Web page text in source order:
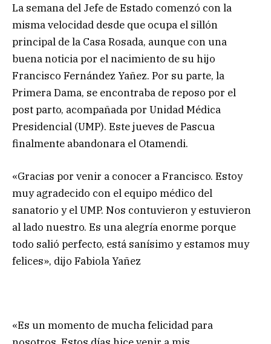
La semana del Jefe de Estado comenzó con la
misma velocidad desde que ocupa el sillón
principal de la Casa Rosada, aunque con una
buena noticia por el nacimiento de su hijo
Francisco Fernández Yañez. Por su parte, la
Primera Dama, se encontraba de reposo por el
post parto, acompañada por Unidad Médica
Presidencial (UMP). Este jueves de Pascua
finalmente abandonara el Otamendi.
«Gracias por venir a conocer a Francisco. Estoy
muy agradecido con el equipo médico del
sanatorio y el UMP. Nos contuvieron y estuvieron
al lado nuestro. Es una alegría enorme porque
todo salió perfecto, está sanísimo y estamos muy
felices», dijo Fabiola Yañez
«Es un momento de mucha felicidad para